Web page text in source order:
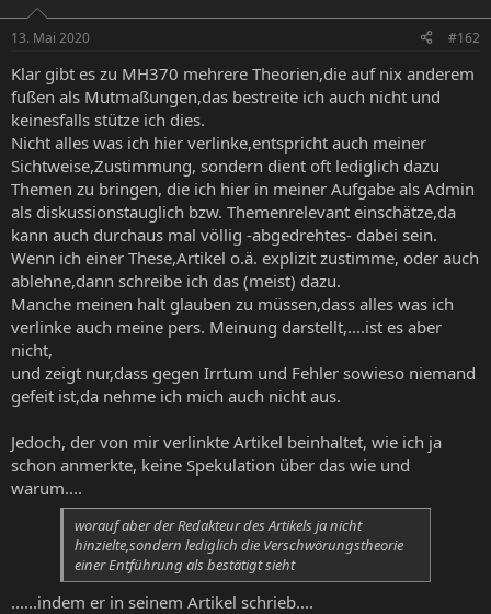
13. Mai 2020 #162
Klar gibt es zu MH370 mehrere Theorien,die auf nix anderem
fußen als Mutmaßungen,das bestreite ich auch nicht und
keinesfalls stütze ich dies.
Nicht alles was ich hier verlinke,entspricht auch meiner
Sichtweise,Zustimmung, sondern dient oft lediglich dazu
Themen zu bringen, die ich hier in meiner Aufgabe als Admin
als diskussionstauglich bzw. Themenrelevant einschätze,da
kann auch durchaus mal völlig -abgedrehtes- dabei sein.
Wenn ich einer These,Artikel o.ä. explizit zustimme, oder auch
ablehne,dann schreibe ich das (meist) dazu.
Manche meinen halt glauben zu müssen,dass alles was ich
verlinke auch meine pers. Meinung darstellt,....ist es aber
nicht,
und zeigt nur,dass gegen Irrtum und Fehler sowieso niemand
gefeit ist,da nehme ich mich auch nicht aus.
Jedoch, der von mir verlinkte Artikel beinhaltet, wie ich ja
schon anmerkte, keine Spekulation über das wie und
warum....
worauf aber der Redakteur des Artikels ja nicht
hinzielte,sondern lediglich die Verschwörungstheorie
einer Entführung als bestätigt sieht
......indem er in seinem Artikel schrieb....